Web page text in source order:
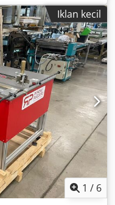
Nd U Dj Aahea
Iklan kecil
1 / 6